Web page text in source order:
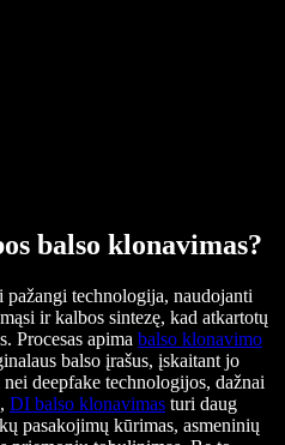
balso klonavimas?
pažangi technologija, naudojanti
ir kalbos sintezę, kad atkartotų
Procesas apima balso klonavimo
balso įrašus, įskaitant jo
deepfake technologijos, dažnai
DI balso klonavimas turi daug
pasakojimų kūrimas, asmeninių